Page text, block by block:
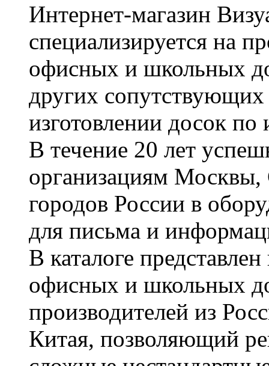
Интернет-магазин
специализируется на
офисных и школьных
других сопутствующих
изготовлении досок по
В течение 20 лет
организациям Москвы,
городов России в
для письма и
В каталоге
офисных и школьных
производителей из
Китая, позволяющий